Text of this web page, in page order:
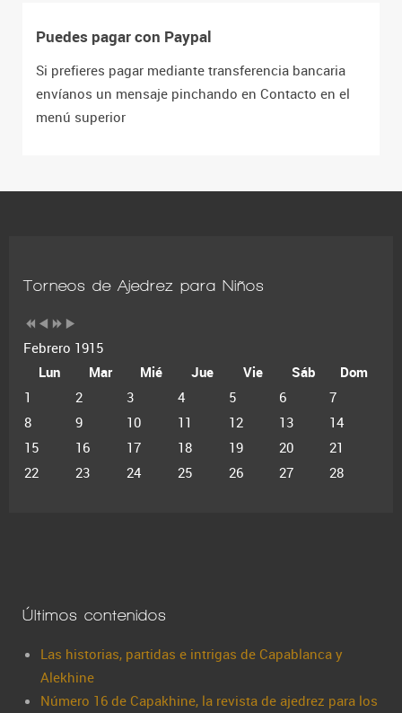
Puedes pagar con Paypal
Si prefieres pagar mediante transferencia bancaria
envíanos un mensaje pinchando en Contacto en el
menú superior
Torneos de Ajedrez para Niños
Febrero 1915
Lun
Mar Mié Jue Vie Sáb
Dom
1
2 3 4 5 6
7
8
9 10 11 12 13
14
15
16 17 18 19 20
21
22
23 24 25 26 27 28
Últimos contenidos
Las historias, partidas e intrigas de Capablanca y
Alekhine
Número 16 de Capakhine, la revista de ajedrez para los